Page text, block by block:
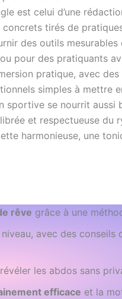
est celui d’une
tirés de
des outils
pour des pratiquants
pratique, avec
simples à mettre
sportive se nourrit aussi
et respectueuse du
harmonieuse, une
rêve grâce à une
avec des conseils
les abdos sans
efficace et la